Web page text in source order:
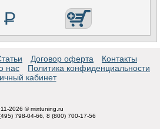
Р
Договор оферта
Контакты
нас
Политика конфиденциальности
кабинет
2026 © mixtuning.ru
798-04-66, 8 (800) 700-17-56